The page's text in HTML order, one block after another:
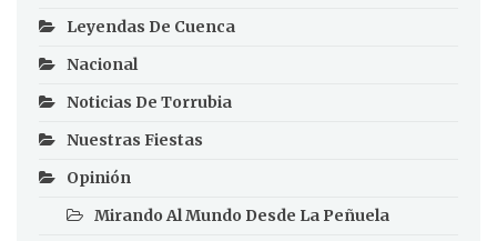
Leyendas De Cuenca
Nacional
Noticias De Torrubia
Nuestras Fiestas
Opinión
Mirando Al Mundo Desde La Peñuela